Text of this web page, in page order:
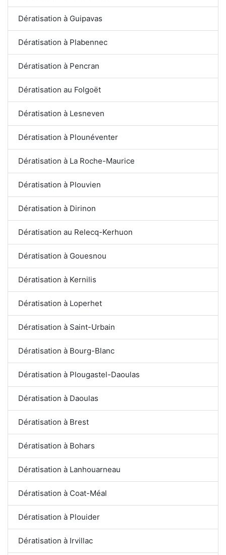
Dératisation à Guipavas
Dératisation à Plabennec
Dératisation à Pencran
Dératisation au Folgoët
Dératisation à Lesneven
Dératisation à Plounéventer
Dératisation à La Roche-Maurice
Dératisation à Plouvien
Dératisation à Dirinon
Dératisation au Relecq-Kerhuon
Dératisation à Gouesnou
Dératisation à Kernilis
Dératisation à Loperhet
Dératisation à Saint-Urbain
Dératisation à Bourg-Blanc
Dératisation à Plougastel-Daoulas
Dératisation à Daoulas
Dératisation à Brest
Dératisation à Bohars
Dératisation à Lanhouarneau
Dératisation à Coat-Méal
Dératisation à Plouider
Dératisation à Irvillac